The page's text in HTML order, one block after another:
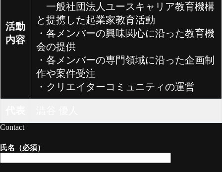
活動
内容
一般社団法人ユースキャリア教育機構
と提携した起業家教育活動
・各メンバーの興味関心に沿った教育機
会の提供
・各メンバーの専門領域に沿った企画制
作や案件受注
・クリエイターコミュニティの運営
Contact
氏名（必須）